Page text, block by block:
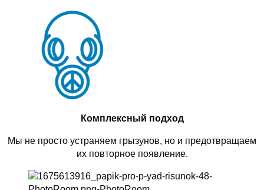
Комплексный подход
Мы не просто устраняем грызунов, но и предотвращаем
их повторное появление.